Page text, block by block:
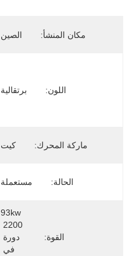
مكان المنشأ: الصين
اللون: برتقالية
ماركة المحرك: كيت
الحالة: مستعملة
القوة:
93kw